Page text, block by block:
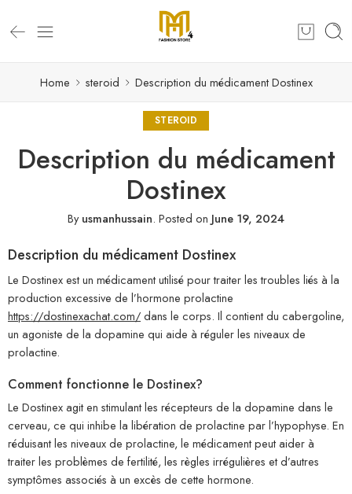
Home steroid Description du médicament Dostinex
STEROID
Description du médicament
Dostinex
Byusmanhussain. Posted on June 19, 2024
Description du médicament Dostinex
Le Dostinex est un médicament utilisé pour traiter les troubles liés à la
production excessive de l’hormone prolactine
https://dostinexachat.com/dans le corps. Il contient du cabergoline,
un agoniste de la dopamine qui aide à réguler les niveaux de
prolactine.
Comment fonctionne le Dostinex?
Le Dostinex agit en stimulant les récepteurs de la dopamine dans le
cerveau, ce qui inhibe la libération de prolactine par l’hypophyse. En
réduisant les niveaux de prolactine, le médicament peut aider à
traiter les problèmes de fertilité, les règles irrégulières et d’autres
symptômes associés à un excès de cette hormone.